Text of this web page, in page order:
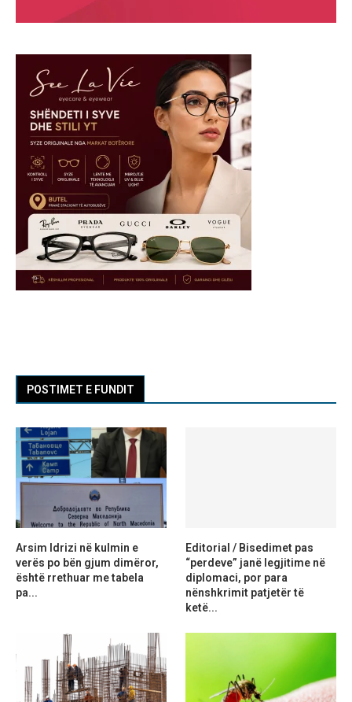
POSTIMET E FUNDIT
Arsim Idrizi në kulmin e
verës po bën gjum dimëror,
është rrethuar me tabela
pa...
Editorial / Bisedimet pas
“perdeve” janë legjitime në
diplomaci, por para
nënshkrimit patjetër të
ketë...